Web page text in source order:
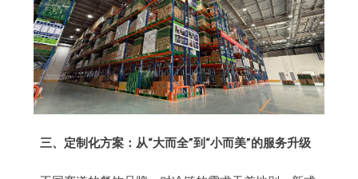
三、定制化方案：从“大而全”到“小而美”的服务升级